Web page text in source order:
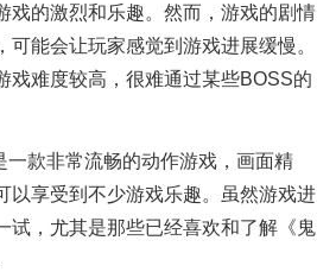
戏的激烈和乐趣。然而，游戏的剧情
可能会让玩家感觉到游戏进展缓慢。
戏难度较高，很难通过某些BOSS的
一款非常流畅的动作游戏，画面精
以享受到不少游戏乐趣。虽然游戏进
试，尤其是那些已经喜欢和了解《鬼